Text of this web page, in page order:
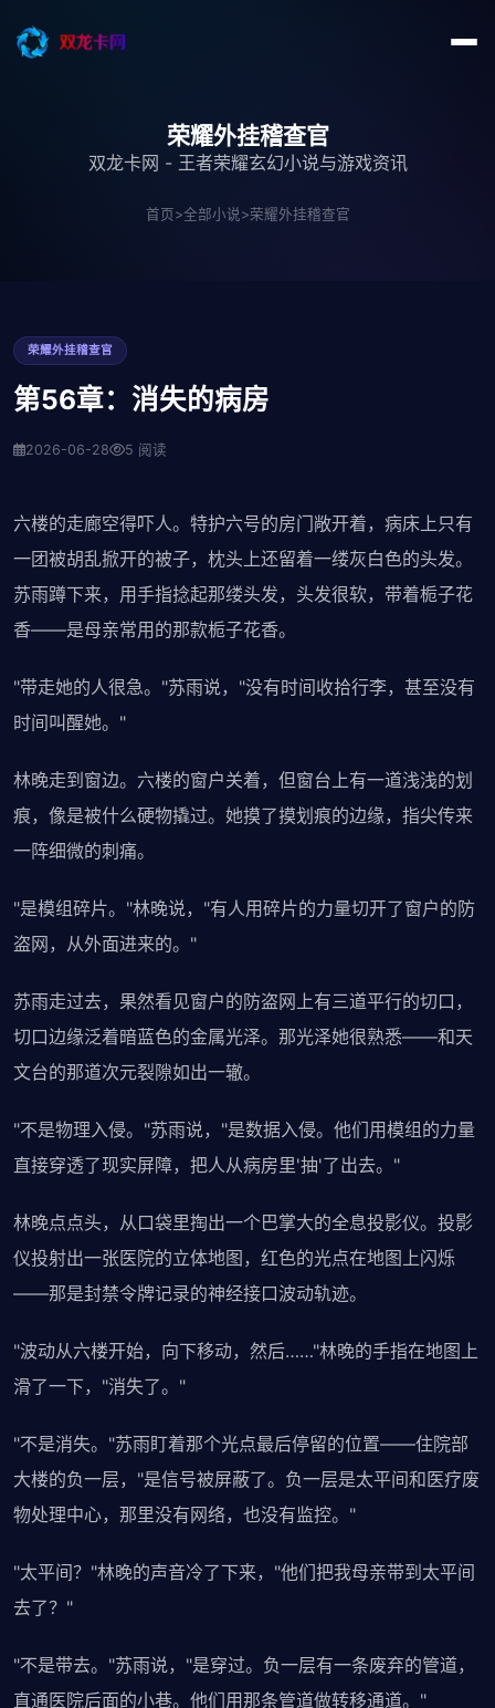
荣耀外挂稽查官
双龙卡网 - 王者荣耀玄幻小说与游戏资讯
首页>全部小说>荣耀外挂稽查官
荣耀外挂稽查官
第56章：消失的病房
2026-06-28 5 阅读
六楼的走廊空得吓人。特护六号的房门敞开着，病床上只有
一团被胡乱掀开的被子，枕头上还留着一缕灰白色的头发。
苏雨蹲下来，用手指捻起那缕头发，头发很软，带着栀子花
香——是母亲常用的那款栀子花香。
"带走她的人很急。"苏雨说，"没有时间收拾行李，甚至没有
时间叫醒她。"
林晚走到窗边。六楼的窗户关着，但窗台上有一道浅浅的划
痕，像是被什么硬物撬过。她摸了摸划痕的边缘，指尖传来
一阵细微的刺痛。
"是模组碎片。"林晚说，"有人用碎片的力量切开了窗户的防
盗网，从外面进来的。"
苏雨走过去，果然看见窗户的防盗网上有三道平行的切口，
切口边缘泛着暗蓝色的金属光泽。那光泽她很熟悉——和天
文台的那道次元裂隙如出一辙。
"不是物理入侵。"苏雨说，"是数据入侵。他们用模组的力量
直接穿透了现实屏障，把人从病房里'抽'了出去。"
林晚点点头，从口袋里掏出一个巴掌大的全息投影仪。投影
仪投射出一张医院的立体地图，红色的光点在地图上闪烁
——那是封禁令牌记录的神经接口波动轨迹。
"波动从六楼开始，向下移动，然后……"林晚的手指在地图上
滑了一下，"消失了。"
"不是消失。"苏雨盯着那个光点最后停留的位置——住院部
大楼的负一层，"是信号被屏蔽了。负一层是太平间和医疗废
物处理中心，那里没有网络，也没有监控。"
"太平间？"林晚的声音冷了下来，"他们把我母亲带到太平间
去了？"
"不是带去。"苏雨说，"是穿过。负一层有一条废弃的管道，
直通医院后面的小巷。他们用那条管道做转移通道。"